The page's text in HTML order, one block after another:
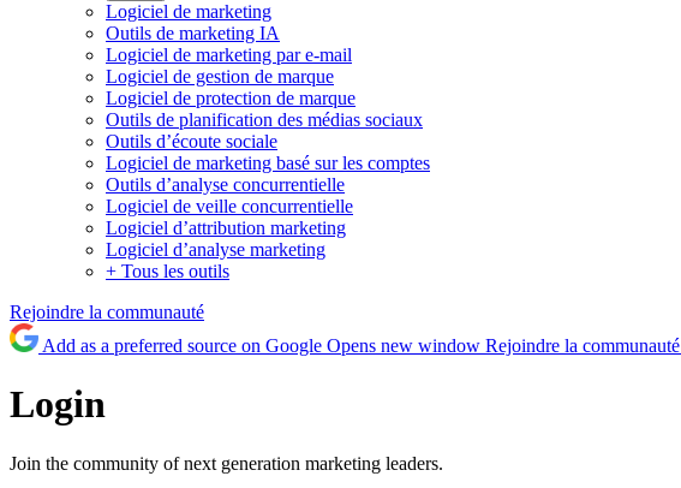
Logiciel de marketing
Outils de marketing IA
Logiciel de marketing par e-mail
Logiciel de gestion de marque
Logiciel de protection de marque
Outils de planification des médias sociaux
Outils d’écoute sociale
Logiciel de marketing basé sur les comptes
Outils d’analyse concurrentielle
Logiciel de veille concurrentielle
Logiciel d’attribution marketing
Logiciel d’analyse marketing
+ Tous les outils
Rejoindre la communauté
Add as a preferred source on Google Opens new window Rejoindre la communauté
Login
Join the community of next generation marketing leaders.